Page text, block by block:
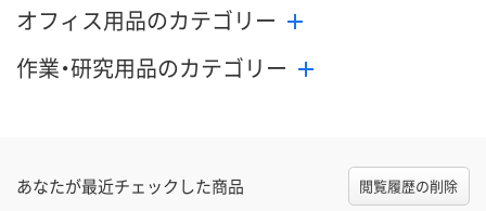
オフィス用品のカテゴリー
作業・研究用品のカテゴリー
あなたが最近チェックした商品 閲覧履歴の削除